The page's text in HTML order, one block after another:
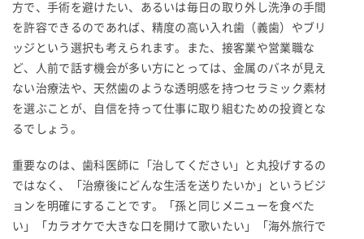
方で、手術を避けたい、あるいは毎日の取り外し洗浄の手間
を許容できるのであれば、精度の高い入れ歯（義歯）やブリ
ッジという選択も考えられます。また、接客業や営業職な
ど、人前で話す機会が多い方にとっては、金属のバネが見え
ない治療法や、天然歯のような透明感を持つセラミック素材
を選ぶことが、自信を持って仕事に取り組むための投資とな
るでしょう。
重要なのは、歯科医師に「治してください」と丸投げするの
ではなく、「治療後にどんな生活を送りたいか」というビジ
ョンを明確にすることです。「孫と同じメニューを食べた
い」「カラオケで大きな口を開けて歌いたい」「海外旅行で